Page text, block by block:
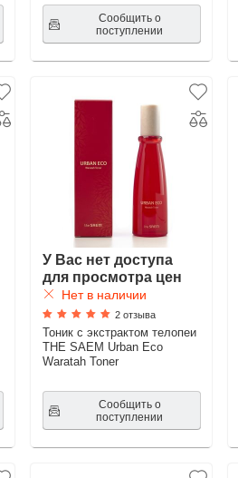
Сообщить о
поступлении
У Вас нет доступа
для просмотра цен
Нет в наличии
2 отзыва
Тоник с экстрактом телопеи
THE SAEM Urban Eco
Waratah Toner
Сообщить о
поступлении